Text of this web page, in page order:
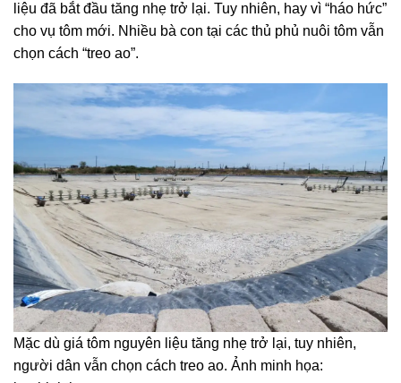
liệu đã bắt đầu tăng nhẹ trở lại. Tuy nhiên, hay vì “háo hức”
cho vụ tôm mới. Nhiều bà con tại các thủ phủ nuôi tôm vẫn
chọn cách “treo ao”.
Mặc dù giá tôm nguyên liệu tăng nhẹ trở lại, tuy nhiên,
người dân vẫn chọn cách treo ao. Ảnh minh họa: